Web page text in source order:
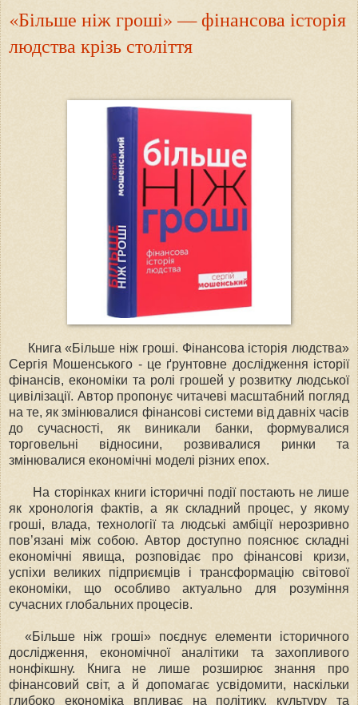
«Більше ніж гроші» — фінансова історія
людства крізь століття
Книга «Більше ніж гроші. Фінансова історія людства»
Сергія Мошенського - це ґрунтовне дослідження історії
фінансів, економіки та ролі грошей у розвитку людської
цивілізації. Автор пропонує читачеві масштабний погляд
на те, як змінювалися фінансові системи від давніх часів
до сучасності, як виникали банки, формувалися
торговельні відносини, розвивалися ринки та
змінювалися економічні моделі різних епох.
На сторінках книги історичні події постають не лише
як хронологія фактів, а як складний процес, у якому
гроші, влада, технології та людські амбіції нерозривно
пов’язані між собою. Автор доступно пояснює складні
економічні явища, розповідає про фінансові кризи,
успіхи великих підприємців і трансформацію світової
економіки, що особливо актуально для розуміння
сучасних глобальних процесів.
«Більше ніж гроші» поєднує елементи історичного
дослідження, економічної аналітики та захопливого
нонфікшну. Книга не лише розширює знання про
фінансовий світ, а й допомагає усвідомити, наскільки
глибоко економіка впливає на політику, культуру та